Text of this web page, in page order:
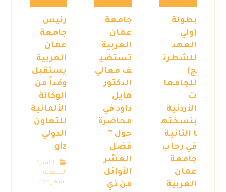
بطولة
(ولي
العهد
للشطرن
ج)
للجامعا
ت
الأردنية
بنسخته
ا الثانية
في رحاب
جامعة
عمان
العربية
جامعة
عمان
العربية
تستضي
ف معالي
الدكتور
هايل
داود في
محاضرة
حول ”
فضل
العشر
الأوائل
من ذي
رئيس
جامعة
عمان
العربية
يستقبل
وفداً من
الوكالة
الألمانية
للتعاون
الدولي
giz
النشرة
الشهرية
لشهر ٥ ٢٠٢٥